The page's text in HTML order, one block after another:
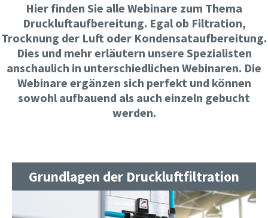
Hier finden Sie alle Webinare zum Thema
Druckluftaufbereitung. Egal ob Filtration,
Trocknung der Luft oder Kondensataufbereitung.
Dies und mehr erläutern unsere Spezialisten
anschaulich in unterschiedlichen Webinaren. Die
Webinare ergänzen sich perfekt und können
sowohl aufbauend als auch einzeln gebucht
werden.
Grundlagen der Druckluftfiltration